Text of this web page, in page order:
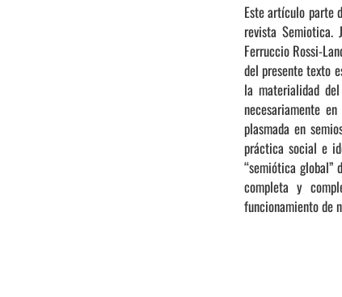
Este artículo parte
revista Semiotica.
Ferruccio Rossi-
del presente texto
la materialidad
necesariamente
plasmada en
práctica social e
“semiótica global”
completa y
funcionamiento de